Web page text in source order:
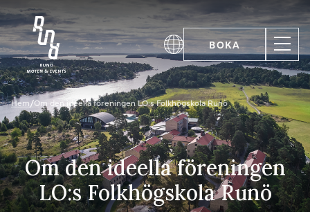
BOKA
Hem/Om den ideella föreningen LO:s Folkhögskola Runö
Om den ideella föreningen
LO:s Folkhögskola Runö